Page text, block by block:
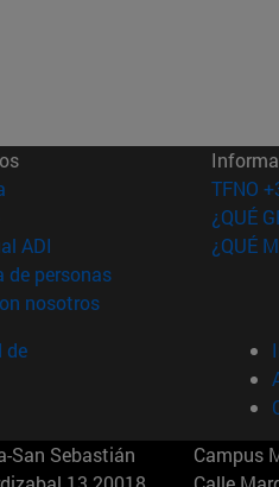
(abre en nueva ventana)
(abre en nueva ventana)
ADI (abre en nueva ventana)
de personas(abre en nueva
nosotros(abre en nueva
TFNO
¿QUÉ
¿QUÉ
de
San Sebastián
Campus